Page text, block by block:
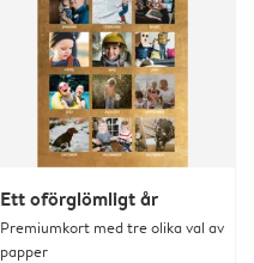
Ett oförglömligt år
Premiumkort med tre olika val av
papper